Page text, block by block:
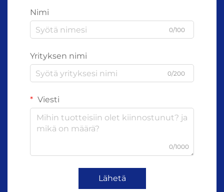
Nimi
0/100
Yrityksen nimi
0/200
Viesti
0/1000
Lähetä